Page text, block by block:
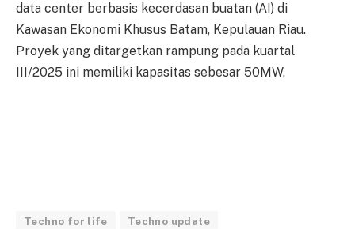
data center berbasis kecerdasan buatan (AI) di
Kawasan Ekonomi Khusus Batam, Kepulauan Riau.
Proyek yang ditargetkan rampung pada kuartal
III/2025 ini memiliki kapasitas sebesar 50MW.
Techno for life Techno update